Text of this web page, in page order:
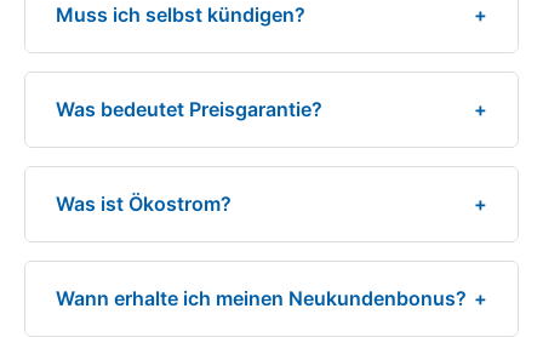
Muss ich selbst kündigen? +
Was bedeutet Preisgarantie? +
Was ist Ökostrom? +
Wann erhalte ich meinen Neukundenbonus? +